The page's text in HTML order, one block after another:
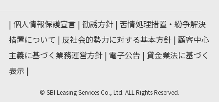
個人情報保護宣言 勧誘方針 苦情処理措置・紛争解決
措置について
反社会的勢力に対する基本方針 顧客中心
主義に基づく業務運営方針 電子公告 貸金業法に基づく
表示
©️ SBI Leasing Services Co., Ltd. ALL Rights Reserved.